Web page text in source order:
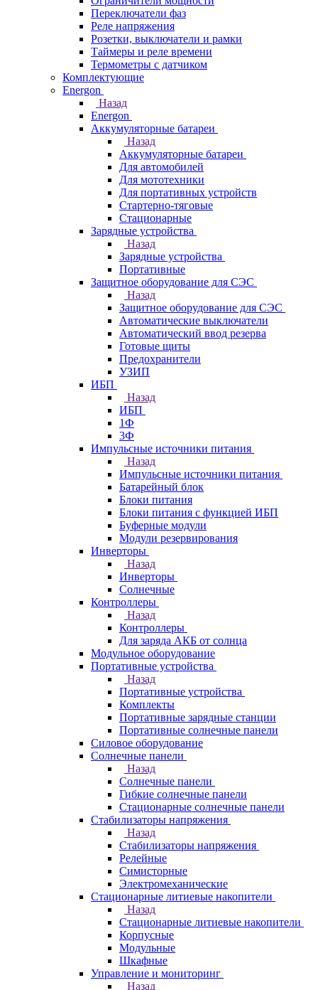
Переключатели фаз
Реле напряжения
Розетки, выключатели и рамки
Таймеры и реле времени
Термометры c датчиком
Комплектующие
Energon
Назад
Energon
Аккумуляторные батареи
Назад
Аккумуляторные батареи
Для автомобилей
Для мототехники
Для портативных устройств
Стартерно-тяговые
Стационарные
Зарядные устройства
Назад
Зарядные устройства
Портативные
Защитное оборудование для СЭС
Назад
Защитное оборудование для СЭС
Автоматические выключатели
Автоматический ввод резерва
Готовые щиты
Предохранители
УЗИП
ИБП
Назад
ИБП
1Ф
3Ф
Импульсные источники питания
Назад
Импульсные источники питания
Батарейный блок
Блоки питания
Блоки питания с функцией ИБП
Буферные модули
Модули резервирования
Инверторы
Назад
Инверторы
Солнечные
Контроллеры
Назад
Контроллеры
Для заряда АКБ от солнца
Модульное оборудование
Портативные устройства
Назад
Портативные устройства
Комплекты
Портативные зарядные станции
Портативные солнечные панели
Силовое оборудование
Солнечные панели
Назад
Солнечные панели
Гибкие солнечные панели
Стационарные солнечные панели
Стабилизаторы напряжения
Назад
Стабилизаторы напряжения
Релейные
Симисторные
Электромеханические
Стационарные литиевые накопители
Назад
Стационарные литиевые накопители
Корпусные
Модульные
Шкафные
Управление и мониторинг
Назад